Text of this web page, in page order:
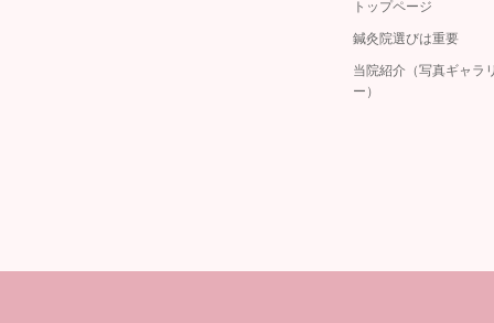
トップページ
鍼灸院選びは重要
当院紹介（写真ギャラ
ー）